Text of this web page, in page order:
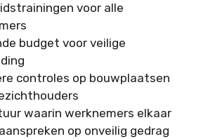
voor alle
budget voor veilige
controles op bouwplaatsen
waarin werknemers elkaar
op onveilig gedrag